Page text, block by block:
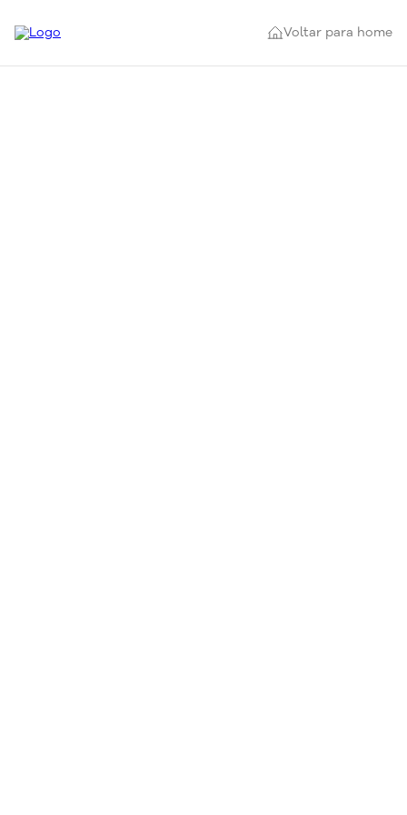
Voltar para home